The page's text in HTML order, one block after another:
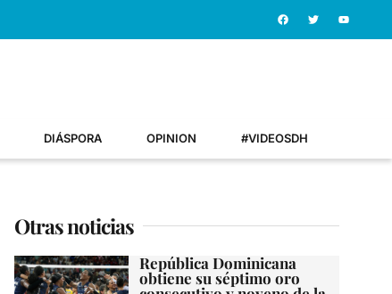
DIÁSPORA OPINION #VIDEOSDH
Otras noticias
República Dominicana
obtiene su séptimo oro